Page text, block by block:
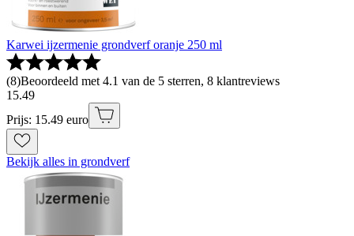
Karwei ijzermenie grondverf oranje 250 ml
(8)Beoordeeld met 4.1 van de 5 sterren, 8 klantreviews
15.49
Prijs: 15.49 euro
Bekijk alles in grondverf